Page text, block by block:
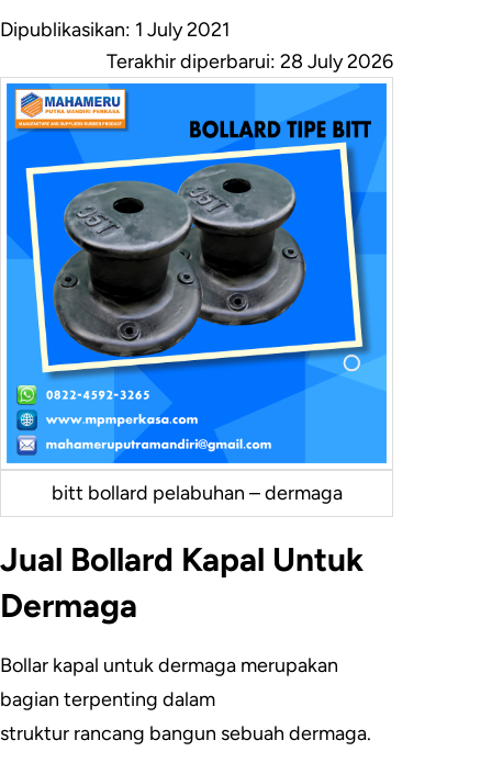
Dipublikasikan: 1 July 2021
Terakhir diperbarui:28 July 2026
bitt bollard pelabuhan – dermaga
Jual Bollard Kapal Untuk
Dermaga
Bollar kapal untuk dermaga merupakan
bagian terpenting dalam
struktur rancang bangun sebuah dermaga.